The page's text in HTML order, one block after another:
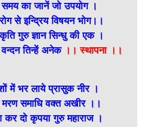
का जानें जो उपयोग ।
से इन्द्रिय विषयन भोग।।
गुरु ज्ञान सिन्धु की एक ।
वन्दन तिन्हें अनेक।। स्थापना ।।
में भर लाये प्रासुक नीर ।
समाधि वक्त अखीर ।।
कर दो कृपया गुरु महाराज ।